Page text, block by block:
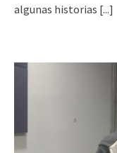
algunas historias [...]